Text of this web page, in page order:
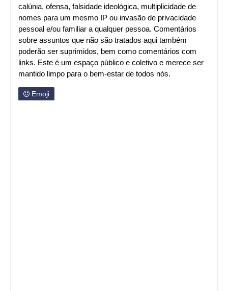
calúnia, ofensa, falsidade ideológica, multiplicidade de
nomes para um mesmo IP ou invasão de privacidade
pessoal e/ou familiar a qualquer pessoa. Comentários
sobre assuntos que não são tratados aqui também
poderão ser suprimidos, bem como comentários com
links. Este é um espaço público e coletivo e merece ser
mantido limpo para o bem-estar de todos nós.
Emoji